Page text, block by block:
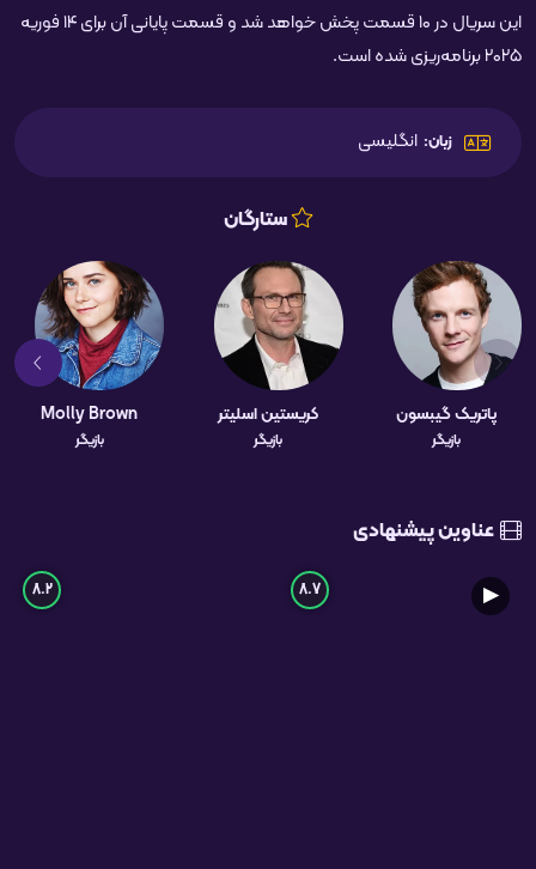
این سریال در ۱۰ قسمت پخش خواهد شد و قسمت پایانی آن برای ۱۴ فوریه
۲۰۲۵ برنامه‌ریزی شده است.
زبان: انگلیسی
ستارگان
پاتریک گیبسون
بازیگر
کریستین اسلیتر
بازیگر
Molly Brown
بازیگر
عناوین پیشنهادی
▶
8.7
8.2